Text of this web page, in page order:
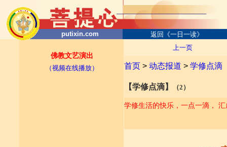
putixin.com 返回《一日一读》
佛教文艺演出
（视频在线播放）
上一页
首页 > 动态报道 > 学修点滴
【学修点滴】 （2 ）
学修生活的快乐，一点一滴，